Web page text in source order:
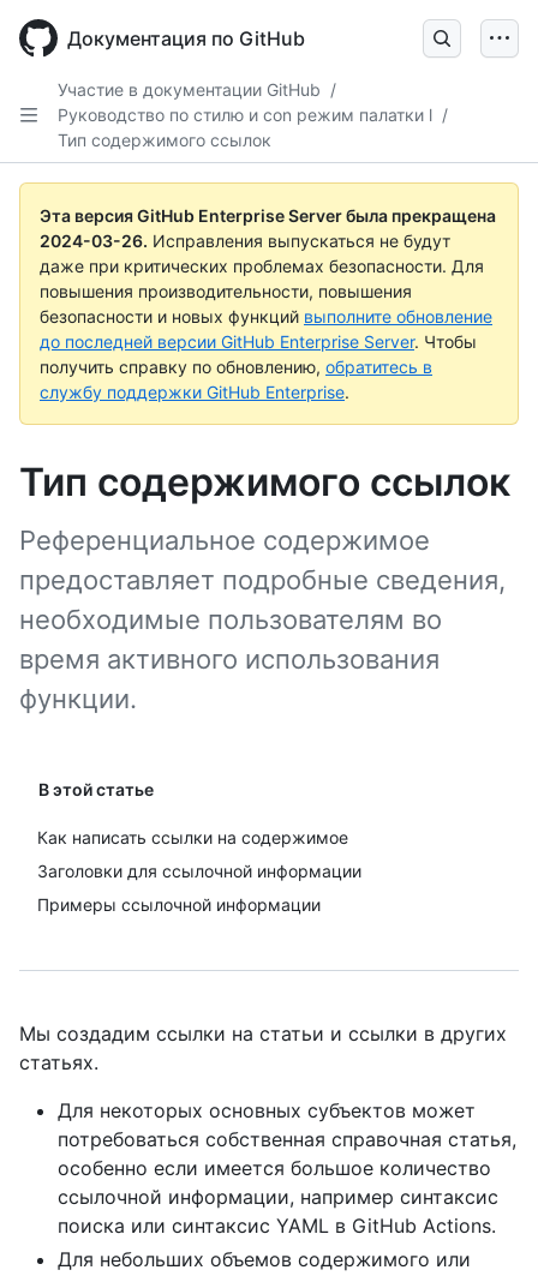
main
content
Документация по GitHub
Участие в документации GitHub /
Руководство по стилю и con режим палатки l /
Тип содержимого ссылок
Эта версия GitHub Enterprise Server была прекращена
2024-03-26. Исправления выпускаться не будут
даже при критических проблемах безопасности. Для
повышения производительности, повышения
безопасности и новых функций выполните обновление
до последней версии GitHub Enterprise Server. Чтобы
получить справку по обновлению, обратитесь в
службу поддержки GitHub Enterprise.
Тип содержимого ссылок
Референциальное содержимое
предоставляет подробные сведения,
необходимые пользователям во
время активного использования
функции.
В этой статье
Как написать ссылки на содержимое
Заголовки для ссылочной информации
Примеры ссылочной информации
Мы создадим ссылки на статьи и ссылки в других
статьях.
Для некоторых основных субъектов может
потребоваться собственная справочная статья,
особенно если имеется большое количество
ссылочной информации, например синтаксис
поиска или синтаксис YAML в GitHub Actions.
Для небольших объемов содержимого или